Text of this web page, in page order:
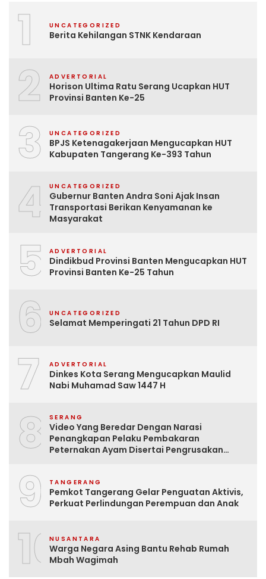
1 UNCATEGORIZED
Berita Kehilangan STNK Kendaraan
2 ADVERTORIAL
Horison Ultima Ratu Serang Ucapkan HUT
Provinsi Banten Ke-25
3 UNCATEGORIZED
BPJS Ketenagakerjaan Mengucapkan HUT
Kabupaten Tangerang Ke-393 Tahun
4 UNCATEGORIZED
Gubernur Banten Andra Soni Ajak Insan
Transportasi Berikan Kenyamanan ke
Masyarakat
5 ADVERTORIAL
Dindikbud Provinsi Banten Mengucapkan HUT
Provinsi Banten Ke-25 Tahun
6 UNCATEGORIZED
Selamat Memperingati 21 Tahun DPD RI
7 ADVERTORIAL
Dinkes Kota Serang Mengucapkan Maulid
Nabi Muhamad Saw 1447 H
8 SERANG
Video Yang Beredar Dengan Narasi
Penangkapan Pelaku Pembakaran
Peternakan Ayam Disertai Pengrusakan
9 TANGERANG
Pemkot Tangerang Gelar Penguatan Aktivis,
Perkuat Perlindungan Perempuan dan Anak
10NUSANTARA
Warga Negara Asing Bantu Rehab Rumah
Mbah Wagimah